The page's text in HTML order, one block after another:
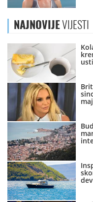
NAJNOVIJEVIJESTI